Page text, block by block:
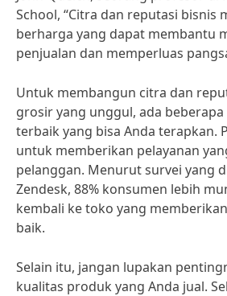
School, “Citra dan reputasi bisnis
berharga yang dapat membantu
penjualan dan memperluas
Untuk membangun citra dan
grosir yang unggul, ada
terbaik yang bisa Anda terapkan.
untuk memberikan pelayanan
pelanggan. Menurut survei yang
Zendesk, 88% konsumen lebih
kembali ke toko yang
baik.
Selain itu, jangan lupakan
kualitas produk yang Anda jual.